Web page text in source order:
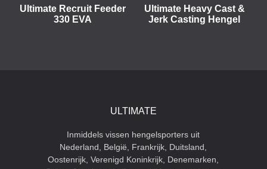
Ultimate Recruit Feeder
330 EVA
Ultimate Heavy Cast &
Jerk Casting Hengel
ULTIMATE
Inmiddels vissen hengelsporters uit
Nederland, België, Frankrijk, Duitsland,
Oostenrijk, Verenigd Koninkrijk, Denemarken,